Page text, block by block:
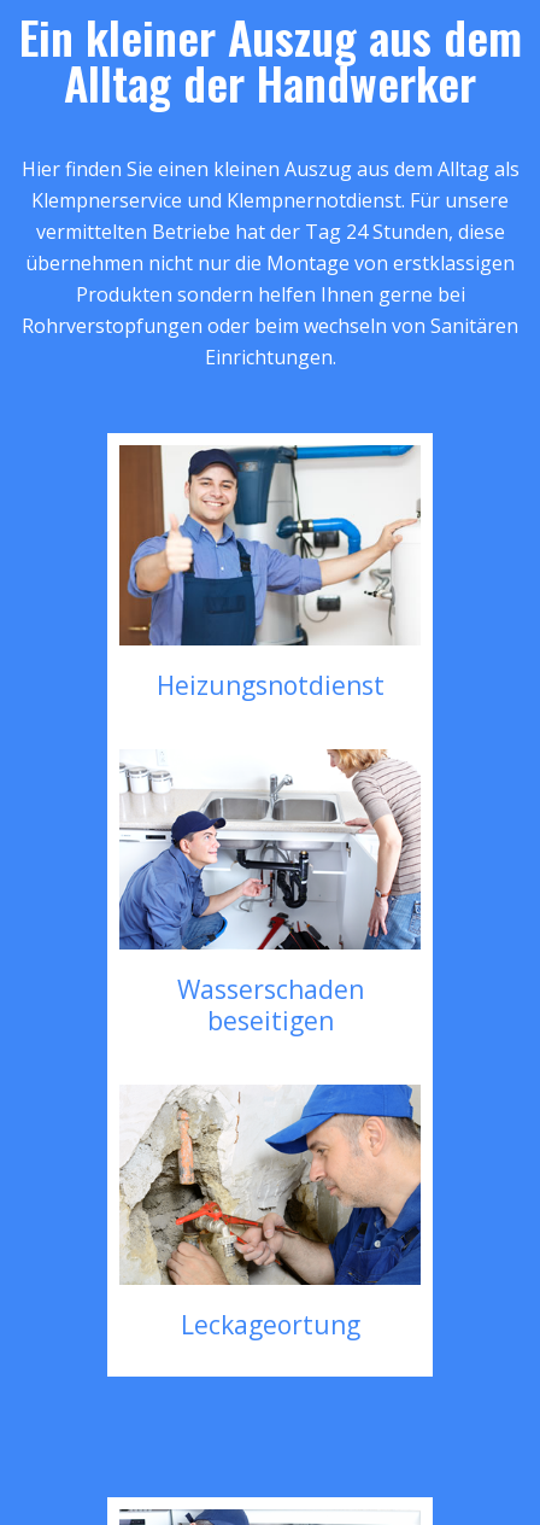
Ein kleiner Auszug aus dem
Alltag der Handwerker
Hier finden Sie einen kleinen Auszug aus dem Alltag als
Klempnerservice und Klempnernotdienst. Für unsere
vermittelten Betriebe hat der Tag 24 Stunden, diese
übernehmen nicht nur die Montage von erstklassigen
Produkten sondern helfen Ihnen gerne bei
Rohrverstopfungen oder beim wechseln von Sanitären
Einrichtungen.
Heizungsnotdienst
Wasserschaden
beseitigen
Leckageortung